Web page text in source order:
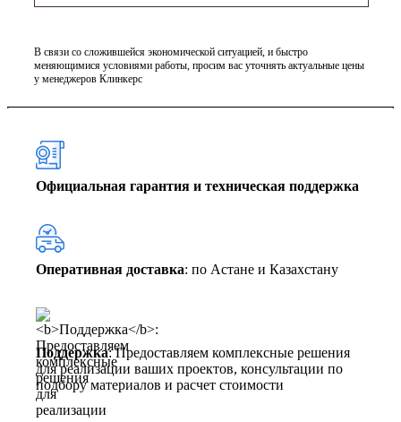
В связи со сложившейся экономической ситуацией, и быстро
меняющимися условиями работы, просим вас уточнять актуальные цены
у менеджеров Клинкерс
Официальная гарантия и техническая поддержка
Оперативная доставка: по Астане и Казахстану
Поддержка: Предоставляем комплексные решения
для реализации ваших проектов, консультации по
подбору материалов и расчет стоимости